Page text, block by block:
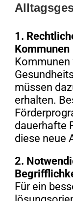
1.
Kommunen
Kommunen
müssen
erhalten.
dauerhafte
diese neue
2.
Für ein